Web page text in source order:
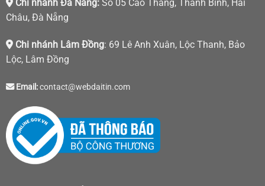
Chi nhánh Đà Nẵng:Số 05 Cao Thắng, Thanh Bình, Hải
Châu, Đà Nẵng
Chi nhánh Lâm Đồng: 69 Lê Anh Xuân, Lộc Thanh, Bảo
Lộc, Lâm Đồng
Email:contact@webdaitin.com